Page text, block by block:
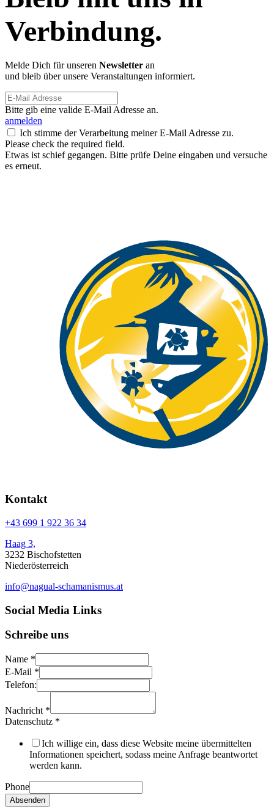
Verbindung.
Melde Dich für unseren Newsletter an
und bleib über unsere Veranstaltungen informiert.
Bitte gib eine valide E-Mail Adresse an.
anmelden
Ich stimme der Verarbeitung meiner E-Mail Adresse zu.
Please check the required field.
Etwas ist schief gegangen. Bitte prüfe Deine eingaben und versuche
es erneut.
Kontakt
+43 699 1 922 36 34
Haag 3,
3232 Bischofstetten
Niederösterreich
info@nagual-schamanismus.at
Social Media Links
Schreibe uns
Name *
E-Mail *
Telefon:
Nachricht *
Datenschutz *
Ich willige ein, dass diese Website meine übermittelten
Informationen speichert, sodass meine Anfrage beantwortet
werden kann.
Phone
Absenden